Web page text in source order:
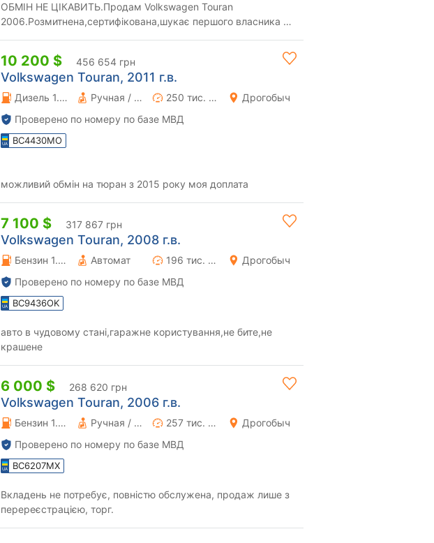
ОБМІН НЕ ЦІКАВИТЬ.Продам Volkswagen Touran
2006.Розмитнена,сертифікована,шукає першого власника в
10 200 $ 456 654 грн
Volkswagen Touran, 2011 г.в.
Дизель 1.6 л. Ручная / Механика 250 тис. км
Дрогобыч
Проверено по номеру по базе МВД
BC4430MO
можливий обмін на тюран з 2015 року моя доплата
7 100 $ 317 867 грн
Volkswagen Touran, 2008 г.в.
Бензин 1.4 л. Автомат 196 тис. км
Дрогобыч
Проверено по номеру по базе МВД
BC9436OK
авто в чудовому стані,гаражне користування,не бите,не
крашене
6 000 $ 268 620 грн
Volkswagen Touran, 2006 г.в.
Бензин 1.6 л. Ручная / Механика 257 тис. км
Дрогобыч
Проверено по номеру по базе МВД
BC6207MX
Вкладень не потребує, повністю обслужена, продаж лише з
перереєстрацією, торг.